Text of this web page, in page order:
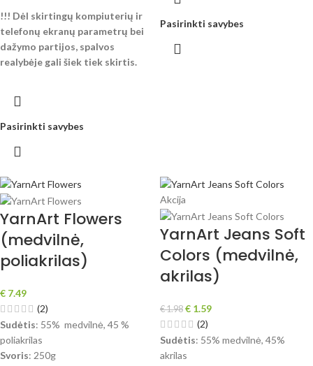
!!! Dėl skirtingų kompiuterių ir
telefonų ekranų parametrų bei
dažymo partijos, spalvos
realybėje gali šiek tiek skirtis.
Pasirinkti savybes
Pasirinkti savybes
YarnArt Flowers
(medvilnė,
poliakrilas)
€ 7.49
(2)
Sudėtis: 55% medvilnė, 45 %
poliakrilas
Svoris: 250g
Akcija
YarnArt Jeans Soft
Colors (medvilnė,
akrilas)
€1.98 € 1.59
(2)
Sudėtis: 55% medvilnė, 45%
akrilas